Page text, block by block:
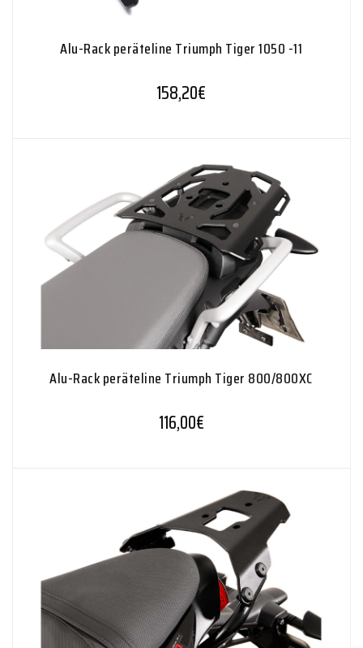
Alu-Rack peräteline Triumph Tiger 1050 -11
158,20€
Alu-Rack peräteline Triumph Tiger 800/800XC
116,00€